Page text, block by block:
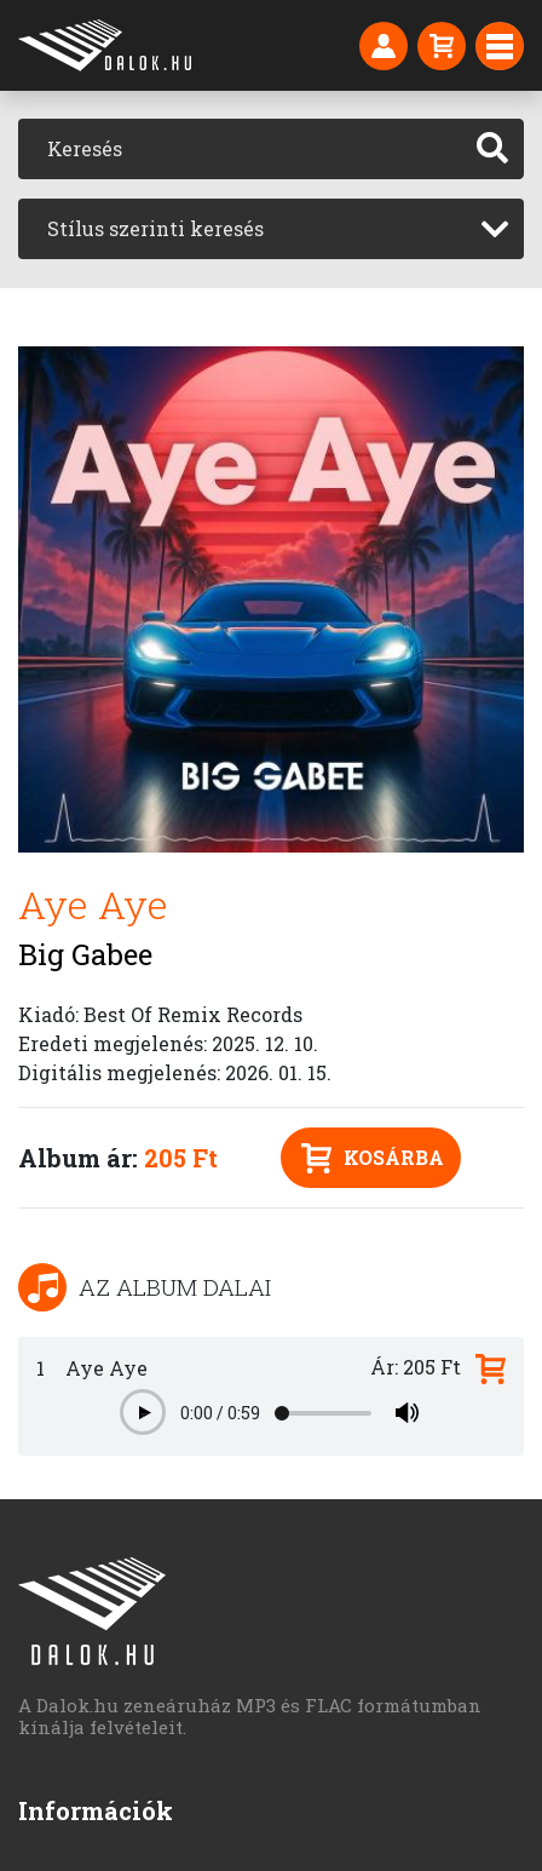
Stílus szerinti keresés
Aye Aye
Big Gabee
Kiadó: Best Of Remix Records
Eredeti megjelenés: 2025. 12. 10.
Digitális megjelenés: 2026. 01. 15.
Album ár: 205 Ft KOSÁRBA
AZ ALBUM DALAI
1 Aye Aye
Play0:00 /0:59
Ár: 205 Ft
A Dalok.hu zeneáruház MP3 és FLAC formátumban
kínálja felvételeit.
Információk